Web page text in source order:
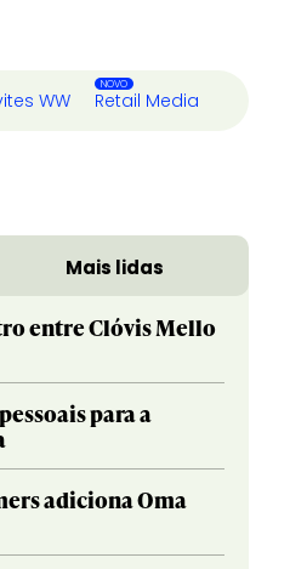
WW Retail Media
Mais lidas
entre Clóvis Mello
para a
adiciona Oma